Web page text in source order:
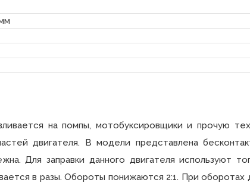
на помпы, мотобуксировщики и прочую
двигателя. В модели представлена
Для заправки данного двигателя используют
в разы. Обороты понижаются 2:1. При